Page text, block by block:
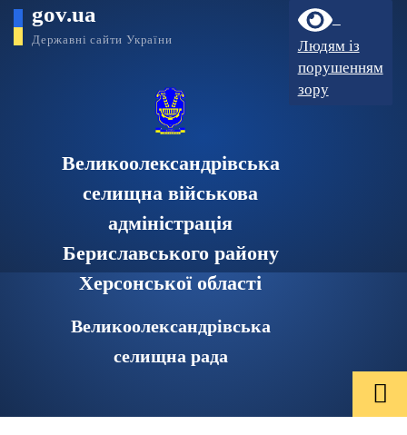
gov.ua
Державні сайти України
Великоолександрівська
селищна військова
адміністрація
Бериславського району
Херсонської області
Великоолександрівська
селищна рада
Людям із
порушенням
зору